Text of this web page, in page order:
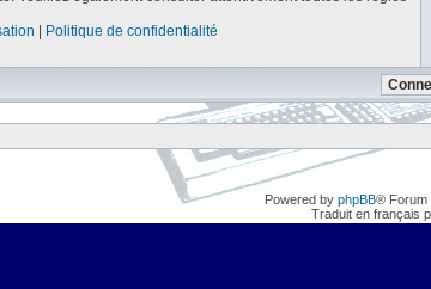
Politique de confidentialité
Powered by phpBB® Forum
Traduit en français